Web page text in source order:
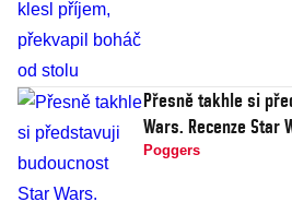
Přesně takhle si
Wars. Recenze Star
Poggers